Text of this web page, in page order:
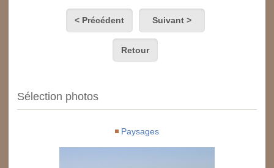
< Précédent Suivant >
Retour
Sélection photos
Paysages